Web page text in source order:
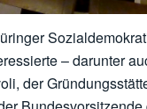
– darunter
der